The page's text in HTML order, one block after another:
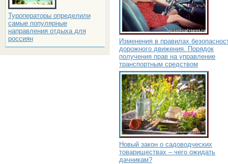
Туроператоры определили
самые популярные
направления отдыха для
россиян
Изменения в правилах
дорожного движения. Порядок
получения прав на управление
транспортным средством
Новый закон о садоводческих
товариществах – чего ожидать
дачникам?